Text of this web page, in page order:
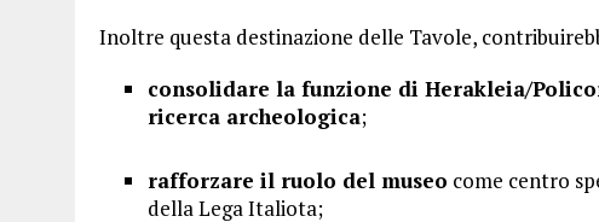
Inoltre questa destinazione delle Tavole,
consolidare la funzione di Herakleia/
ricerca archeologica;
rafforzare il ruolo del museo come centro
della Lega Italiota;